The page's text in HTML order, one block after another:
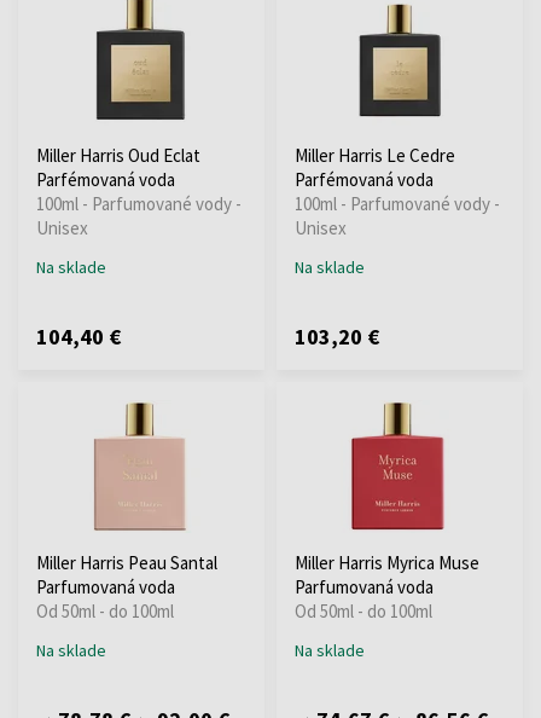
Miller Harris Oud Eclat
Parfémovaná voda
100ml - Parfumované vody -
Unisex
Na sklade
104,40 €
Miller Harris Le Cedre
Parfémovaná voda
100ml - Parfumované vody -
Unisex
Na sklade
103,20 €
Miller Harris Peau Santal
Parfumovaná voda
Od 50ml - do 100ml
Na sklade
Miller Harris Myrica Muse
Parfumovaná voda
Od 50ml - do 100ml
Na sklade